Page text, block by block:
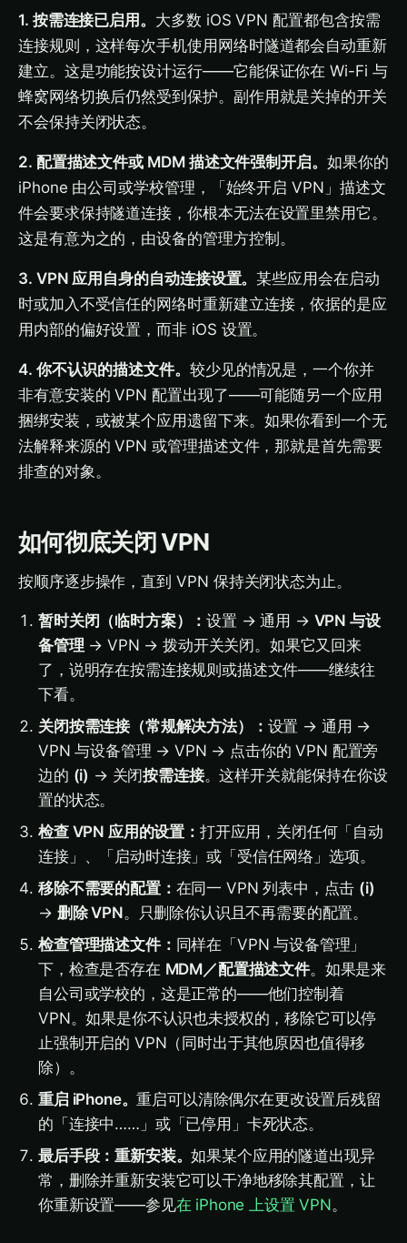
1. 按需连接已启用。 大多数 iOS VPN 配置都包含按需
连接规则，这样每次手机使用网络时隧道都会自动重新
建立。这是功能按设计运行——它能保证你在 Wi-Fi 与
蜂窝网络切换后仍然受到保护。副作用就是关掉的开关
不会保持关闭状态。
2. 配置描述文件或 MDM 描述文件强制开启。 如果你的
iPhone 由公司或学校管理，「始终开启 VPN」描述文
件会要求保持隧道连接，你根本无法在设置里禁用它。
这是有意为之的，由设备的管理方控制。
3. VPN 应用自身的自动连接设置。某些应用会在启动
时或加入不受信任的网络时重新建立连接，依据的是应
用内部的偏好设置，而非 iOS 设置。
4. 你不认识的描述文件。 较少见的情况是，一个你并
非有意安装的 VPN 配置出现了——可能随另一个应用
捆绑安装，或被某个应用遗留下来。如果你看到一个无
法解释来源的 VPN 或管理描述文件，那就是首先需要
排查的对象。
如何彻底关闭 VPN
按顺序逐步操作，直到 VPN 保持关闭状态为止。
暂时关闭（临时方案）：设置 → 通用 → VPN 与设
备管理 → VPN → 拨动开关关闭。如果它又回来
了，说明存在按需连接规则或描述文件——继续往
下看。
关闭按需连接（常规解决方法）： 设置 → 通用 →
VPN 与设备管理 → VPN → 点击你的 VPN 配置旁
边的 (i) → 关闭按需连接。这样开关就能保持在你设
置的状态。
检查 VPN 应用的设置： 打开应用，关闭任何「自动
连接」、「启动时连接」或「受信任网络」选项。
移除不需要的配置： 在同一 VPN 列表中，点击 (i)
→ 删除 VPN。只删除你认识且不再需要的配置。
检查管理描述文件： 同样在「VPN 与设备管理」
下，检查是否存在 MDM／配置描述文件。如果是来
自公司或学校的，这是正常的——他们控制着
VPN。如果是你不认识也未授权的，移除它可以停
止强制开启的 VPN（同时出于其他原因也值得移
除）。
重启 iPhone。重启可以清除偶尔在更改设置后残留
的「连接中……」或「已停用」卡死状态。
最后手段：重新安装。如果某个应用的隧道出现异
常，删除并重新安装它可以干净地移除其配置，让
你重新设置——参见在 iPhone 上设置 VPN。